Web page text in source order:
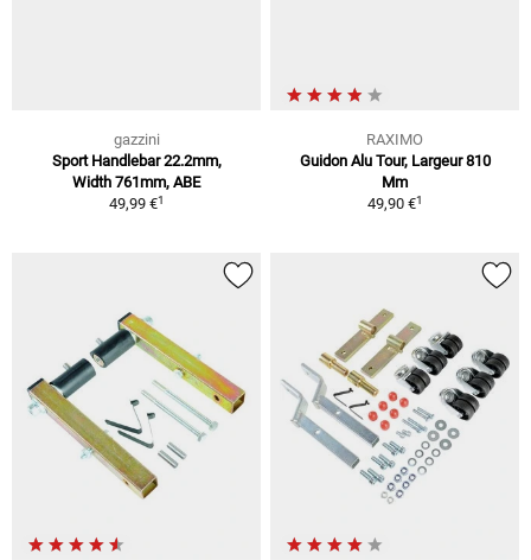
gazzini
Sport Handlebar 22.2mm,
Width 761mm, ABE
49,99 €1
RAXIMO
Guidon Alu Tour, Largeur 810
Mm
49,90 €1